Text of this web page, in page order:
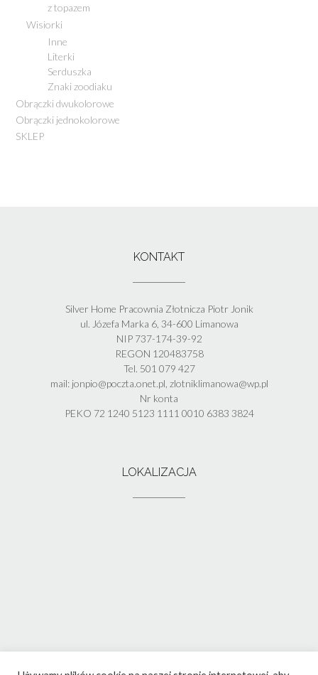
z topazem
Wisiorki
Inne
Literki
Serduszka
Znaki zoodiaku
Obrączki dwukolorowe
Obrączki jednokolorowe
SKLEP
KONTAKT
Silver Home Pracownia Złotnicza Piotr Jonik
ul. Józefa Marka 6, 34-600 Limanowa
NIP 737-174-39-92
REGON 120483758
Tel. 501 079 427
mail: jonpio@poczta.onet.pl, zlotniklimanowa@wp.pl
Nr konta
PEKO 72 1240 5123 1111 0010 6383 3824
LOKALIZACJA